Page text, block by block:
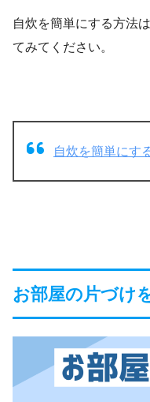
自炊を簡単にする方法
てみてください。
自炊を簡単にす
お部屋の片づけ